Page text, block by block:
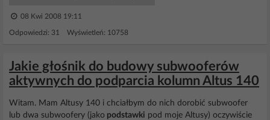
08 Kwi 2008 19:11
Odpowiedzi: 31 Wyświetleń: 10758
Jakie głośnik do budowy subwooferów
aktywnych do podparcia kolumn Altus 140
Witam. Mam Altusy 140 i chciałbym do nich dorobić subwoofer
lub dwa subwoofery (jako podstawki pod moje Altusy) oczywiście